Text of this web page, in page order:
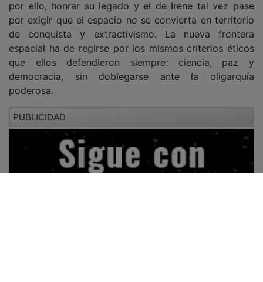
por ello, honrar su legado y el de Irene tal vez pase
por exigir que el espacio no se convierta en territorio
de conquista y extractivismo. La nueva frontera
espacial ha de regirse por los mismos criterios éticos
que ellos defendieron siempre: ciencia, paz y
democracia, sin doblegarse ante la oligarquía
poderosa.
PUBLICIDAD